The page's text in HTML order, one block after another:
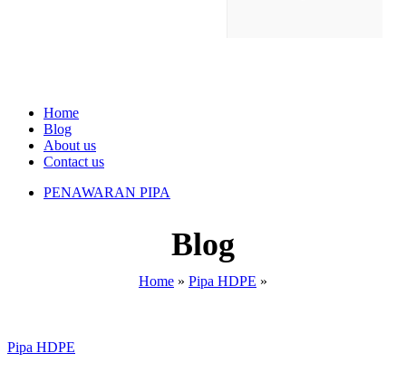
Home
Blog
About us
Contact us
PENAWARAN PIPA
Blog
Home » Pipa HDPE »
Pipa HDPE